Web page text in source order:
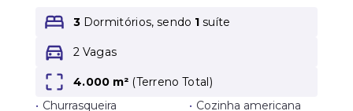
3 Dormitórios, sendo 1 suíte
2 Vagas
4.000 m² (Terreno Total)
• Churrasqueira • Cozinha americana